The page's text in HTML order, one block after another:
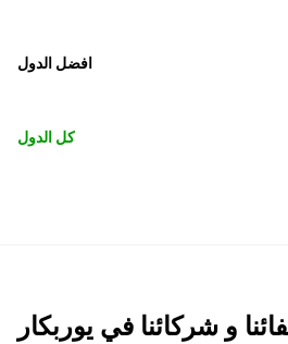
افضل الدول
كل الدول
و شركائنا في يوربكار